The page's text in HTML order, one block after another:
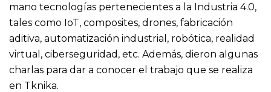
mano tecnologías pertenecientes a la Industria 4.0,
tales como IoT, composites, drones, fabricación
aditiva, automatización industrial, robótica, realidad
virtual, ciberseguridad, etc. Además, dieron algunas
charlas para dar a conocer el trabajo que se realiza
en Tknika.